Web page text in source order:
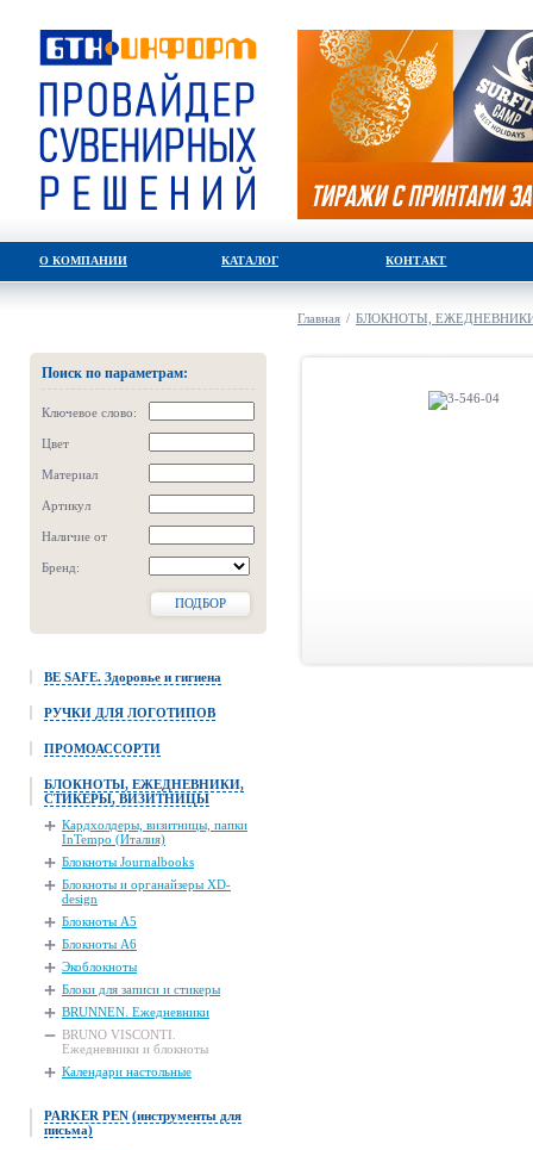
О КОМПАНИИ КАТАЛОГ КОНТАКТ
Поиск по параметрам:
Ключевое слово:
Цвет
Материал
Артикул
Наличие от
Бренд:
ПОДБОР
BE SAFE. Здоровье и гигиена
РУЧКИ ДЛЯ ЛОГОТИПОВ
ПРОМОАССОРТИ
БЛОКНОТЫ, ЕЖЕДНЕВНИКИ,
СТИКЕРЫ, ВИЗИТНИЦЫ
Кардхолдеры, визитницы, папки
InTempo (Италия)
Блокноты Journalbooks
Блокноты и органайзеры XD-
design
Блокноты А5
Блокноты А6
Экоблокноты
Блоки для записи и стикеры
BRUNNEN. Ежедневники
BRUNO VISCONTI.
Ежедневники и блокноты
Календари настольные
PARKER PEN (инструменты для
письма)
Главная / БЛОКНОТЫ,